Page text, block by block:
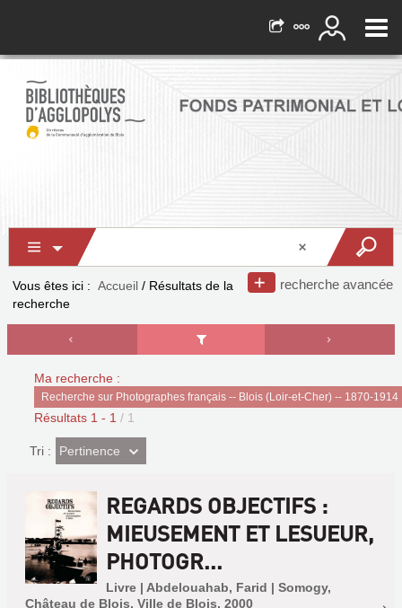
recherche avancée
Vous êtes ici : Accueil / Résultats de la
recherche
Ma recherche :
Recherche sur Photographes français -- Blois (Loir-et-Cher) -- 1870-1914
Résultats 1 - 1 / 1
Tri : (Effet
imédiat)
Pertinence
REGARDS OBJECTIFS :
MIEUSEMENT ET LESUEUR,
PHOTOGR...
Livre | Abdelouahab, Farid | Somogy,
Château de Blois, Ville de Blois, 2000